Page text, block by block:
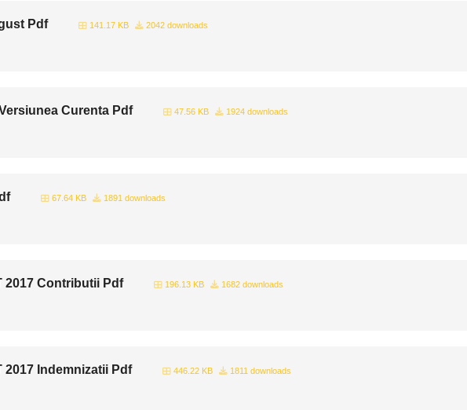
Pdf 141.17 KB 2042 downloads
Curenta Pdf 47.56 KB 1924 downloads
67.64 KB 1891 downloads
2017 Contributii Pdf 196.13 KB 1682 downloads
2017 Indemnizatii Pdf 446.22 KB 1811 downloads